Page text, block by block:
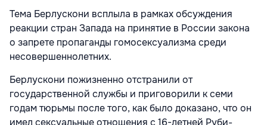
Тема Берлускони всплыла в рамках обсуждения
реакции стран Запада на принятие в России закона
о запрете пропаганды гомосексуализма среди
несовершеннолетних.
Берлускони пожизненно отстранили от
государственной службы и приговорили к семи
годам тюрьмы после того, как было доказано, что он
имел сексуальные отношения с 16-летней Руби-